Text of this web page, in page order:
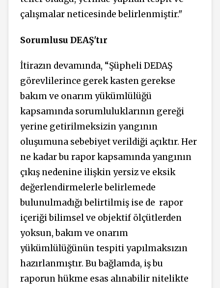
çalışmalar neticesinde belirlenmiştir."
Sorumlusu DEAŞ'tır
İtirazın devamında, “Şüpheli DEDAŞ
görevlilerince gerek kasten gerekse
bakım ve onarım yükümlülüğü
kapsamında sorumluluklarının gereği
yerine getirilmeksizin yangının
oluşumuna sebebiyet verildiği açıktır. Her
ne kadar bu rapor kapsamında yangının
çıkış nedenine ilişkin yersiz ve eksik
değerlendirmelerle belirlemede
bulunulmadığı belirtilmiş ise de rapor
içeriği bilimsel ve objektif ölçütlerden
yoksun, bakım ve onarım
yükümlülüğünün tespiti yapılmaksızın
hazırlanmıştır. Bu bağlamda, iş bu
raporun hükme esas alınabilir nitelikte